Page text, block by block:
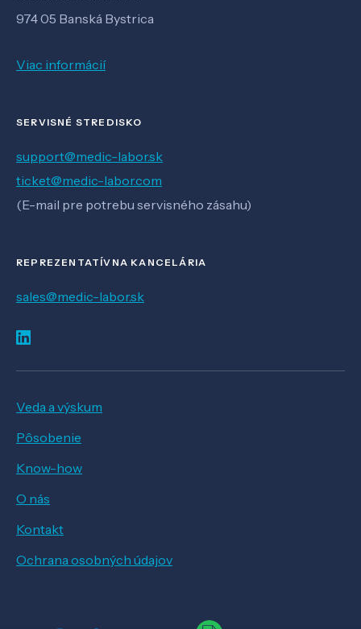
974 05 Banská Bystrica
Viac informácií
SERVISNÉ STREDISKO
support@medic-labor.sk
ticket@medic-labor.com
(E-mail pre potrebu servisného zásahu)
REPREZENTATÍVNA KANCELÁRIA
sales@medic-labor.sk
Veda a výskum
Pôsobenie
Know-how
O nás
Kontakt
Ochrana osobných údajov